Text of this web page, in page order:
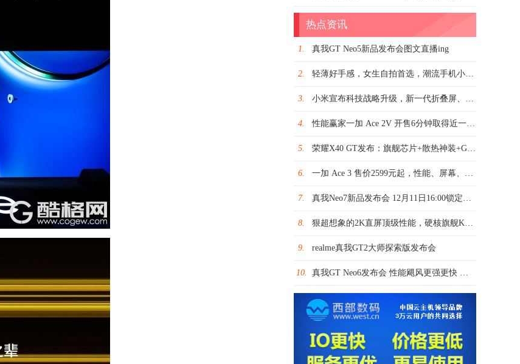
热点资讯
1. 真我GT Neo5新品发布会图文直播ing
2. 轻薄好手感，女生自拍首选，潮流手机小米Civi 2 2399元起
3. 小米宣布科技战略升级，新一代折叠屏、仿生机器人、端侧大模型等重磅亮相
4. 性能赢家一加 Ace 2V 开售6分钟取得近一年2K-3K价位机型首销日销量亚军
5. 荣耀X40 GT发布：旗舰芯片+散热神装+GT调优打造战神性能
6. 一加 Ace 3 售价2599元起，性能、屏幕、续航、质感全面领先同档
7. 真我Neo7新品发布会 12月11日16:00锁定酷格网图文直播频道
8. 狠超想象的2K直屏顶级性能，硬核旗舰K50系列售价2399元起
9. realme真我GT2大师探索版发布会
10. 真我GT Neo6发布会 性能飓风更强更快 挑战最强第三代骁龙8s旗舰